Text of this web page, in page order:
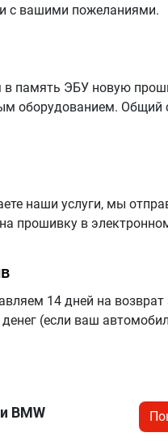
с вашими пожеланиями.
в память ЭБУ новую
оборудованием. Общий
наши услуги, мы
прошивку в
14 дней на возврат
(если ваш
BMW